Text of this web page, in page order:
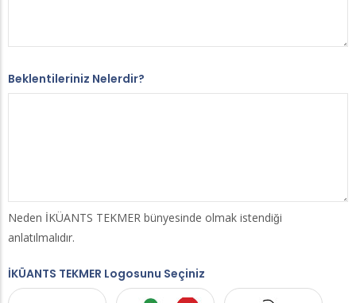
Beklentileriniz Nelerdir?
Neden İKÜANTS TEKMER bünyesinde olmak istendiği
anlatılmalıdır.
İKÜANTS TEKMER Logosunu Seçiniz